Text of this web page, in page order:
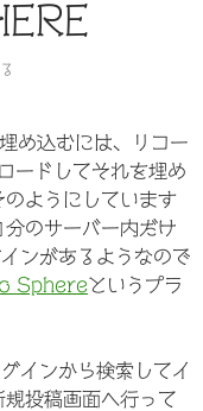
め込むには、リコー
ードしてそれを埋め
ようにしています
のサーバー内だけ
ンがあるようなので
Sphereというプラ
インから検索してイ
投稿画面へ行って